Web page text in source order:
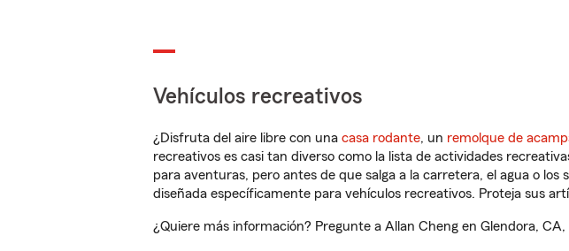
Vehículos recreativos
¿Disfruta del aire libre con una casa rodante, un remolque de
recreativos es casi tan diverso como la lista de actividades
para aventuras, pero antes de que salga a la carretera, el agua o
diseñada específicamente para vehículos recreativos. Proteja sus
¿Quiere más información? Pregunte a Allan Cheng en Glendora,